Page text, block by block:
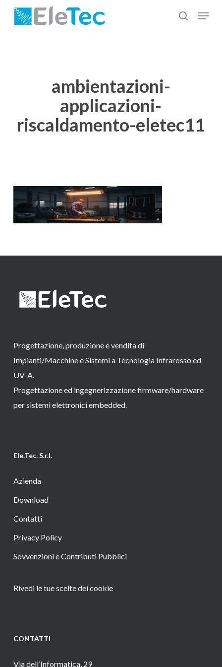
Salta
cerca
Menu
ambientazioni-
applicazioni-
riscaldamento-eletec11
Progettazione, produzione e vendita di
Impianti/Macchine e Sistemi a Tecnologia Infrarosso ed
UV-A.
Progettazione ed ingegnerizzazione firmware/hardware
per sistemi elettronici embedded.
Ele.Tec. S.r.l.
Azienda
Download
Contatti
Privacy Policy
Sovvenzioni e Contributi Pubblici
Rivedi le tue scelte dei cookie
CONTATTI
Via dell’Informatica, 29